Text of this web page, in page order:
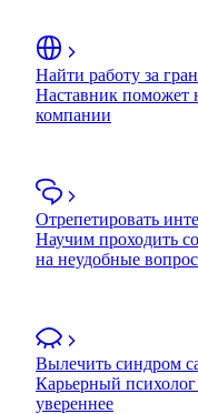
Найти работу за
Наставник поможет
компании
Отрепетировать
Научим проходить
на неудобные
Вылечить синдром
Карьерный психолог
увереннее